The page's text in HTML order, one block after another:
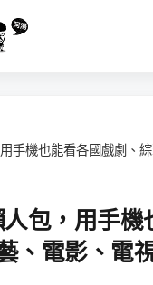
手機也能看各國戲劇、
包，用手機
、電影、電